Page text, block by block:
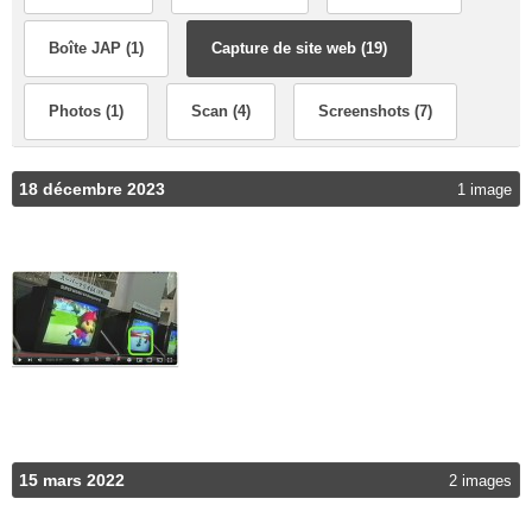
Boîte JAP (1) Capture de site web (19)
Photos (1) Scan (4) Screenshots (7)
18 décembre 2023 1 image
15 mars 2022 2 images